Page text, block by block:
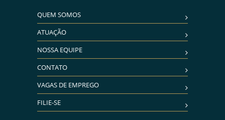
QUEM SOMOS
ATUAÇÃO
NOSSA EQUIPE
CONTATO
VAGAS DE EMPREGO
FILIE-SE